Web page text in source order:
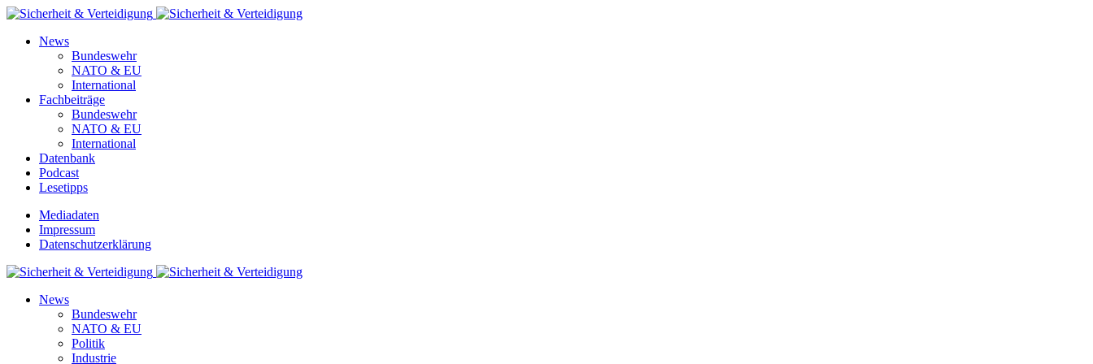
News
Bundeswehr
NATO & EU
International
Fachbeiträge
Bundeswehr
NATO & EU
International
Datenbank
Podcast
Lesetipps
Mediadaten
Impressum
Datenschutzerklärung
News
Bundeswehr
NATO & EU
Politik
Industrie